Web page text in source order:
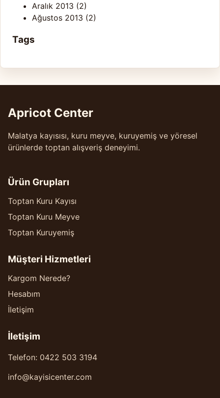
Aralık 2013 (2)
Ağustos 2013 (2)
Tags
Apricot Center
Malatya kayısısı, kuru meyve, kuruyemiş ve yöresel
ürünlerde toptan alışveriş deneyimi.
Ürün Grupları
Toptan Kuru Kayısı
Toptan Kuru Meyve
Toptan Kuruyemiş
Müşteri Hizmetleri
Kargom Nerede?
Hesabım
İletişim
İletişim
Telefon: 0422 503 3194
info@kayisicenter.com